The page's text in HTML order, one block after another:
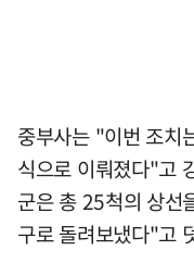
중부사는 "이번 조치
식으로 이뤄졌다"고
군은 총 25척의 상선
구로 돌려보냈다"고